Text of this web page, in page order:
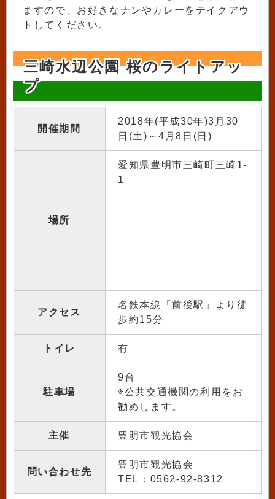
ますので、お好きなナンやカレーをテイクアウ
トしてください。
三崎水辺公園 桜のライトアッ
プ
開催期間
2018年(平成30年)3月30
日(土)～4月8日(日)
場所
愛知県豊明市三崎町三崎1-
1
アクセス
名鉄本線「前後駅」より徒
歩約15分
トイレ 有
駐車場
9台
※公共交通機関の利用をお
勧めします。
主催 豊明市観光協会
問い合わせ先
豊明市観光協会
TEL：0562-92-8312